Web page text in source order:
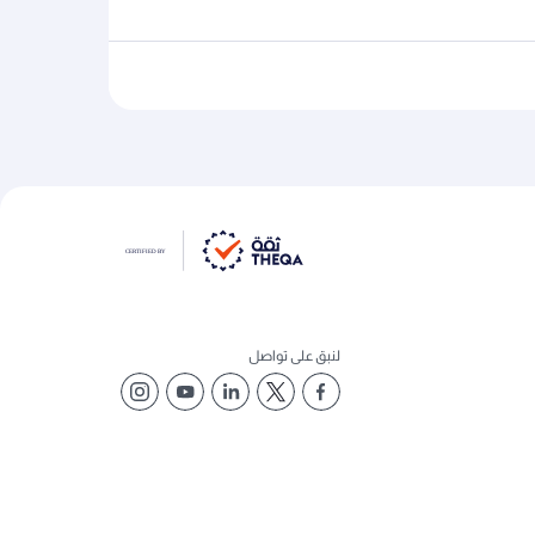
لنبق على تواصل